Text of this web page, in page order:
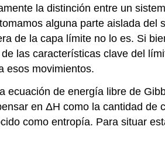
la distinción entre un
alguna parte aislada
de la capa límite no lo es. Si
las características clave del
esos movimientos.
de energía libre de
en ΔH como la cantidad
como entropía. Para situar